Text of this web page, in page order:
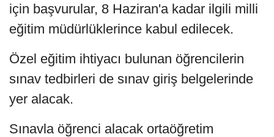
için başvurular, 8 Haziran'a kadar ilgili milli
eğitim müdürlüklerince kabul edilecek.
Özel eğitim ihtiyacı bulunan öğrencilerin
sınav tedbirleri de sınav giriş belgelerinde
yer alacak.
Sınavla öğrenci alacak ortaöğretim